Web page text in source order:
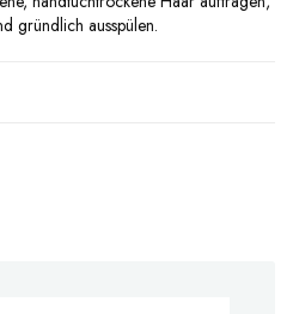
gründlich ausspülen.